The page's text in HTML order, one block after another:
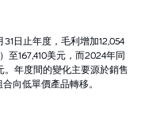
31日止年度，毛利增加12,054
至167,410美元，而2024年同
。年度間的變化主要源於銷售
向低單價產品轉移。